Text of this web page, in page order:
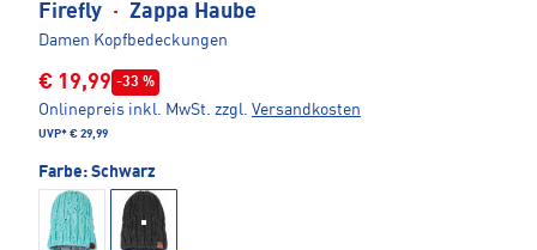
Firefly · Zappa Haube
Damen Kopfbedeckungen
€ 19,99 -33 %
Onlinepreis inkl. MwSt. zzgl. Versandkosten
UVP* € 29,99
Farbe: Schwarz